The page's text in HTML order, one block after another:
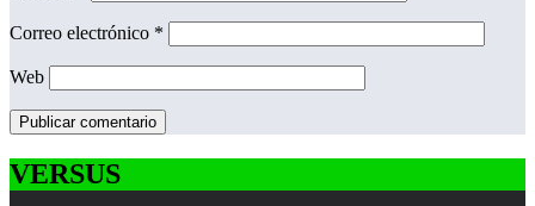
Correo electrónico *
Web
VERSUS